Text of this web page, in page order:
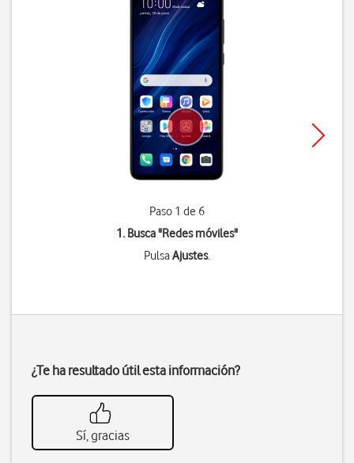
Paso 1 de 6
1. Busca "Redes móviles"
PulsaAjustes.
¿Te ha resultado útil esta información?
Sí, gracias